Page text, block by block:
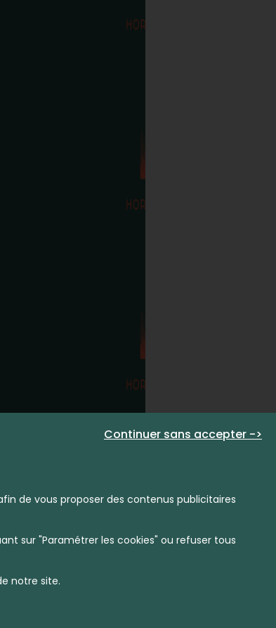
Continuer sans accepter ->
de vous proposer des contenus publicitaires
sur "Paramétrer les cookies" ou refuser tous
notre site.